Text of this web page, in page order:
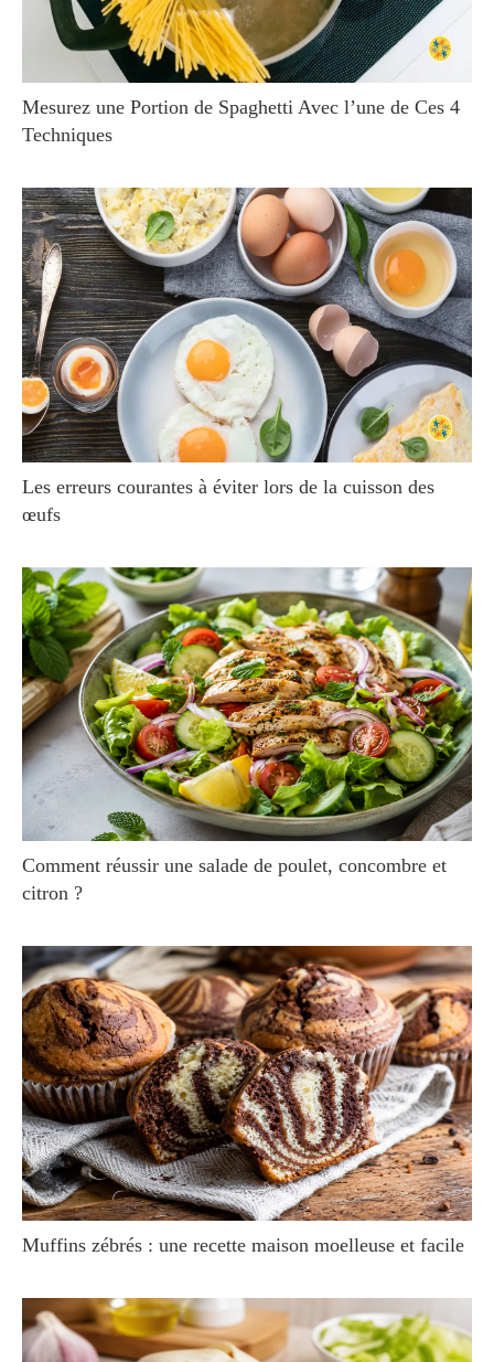
Mesurez une Portion de Spaghetti Avec l’une de Ces 4
Techniques
Les erreurs courantes à éviter lors de la cuisson des
œufs
Comment réussir une salade de poulet, concombre et
citron ?
Muffins zébrés : une recette maison moelleuse et facile